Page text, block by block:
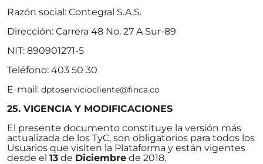
Razón social: Contegral S.A.S.
Dirección: Carrera 48 No. 27 A Sur-89
NIT: 890901271-5
Teléfono: 403 50 30
E-mail: dptoserviciocliente@finca.co
25. VIGENCIA Y MODIFICACIONES
El presente documento constituye la versión más
actualizada de los TyC, son obligatorios para todos los
Usuarios que visiten la Plataforma y están vigentes
desde el 13 de Diciembre de 2018.